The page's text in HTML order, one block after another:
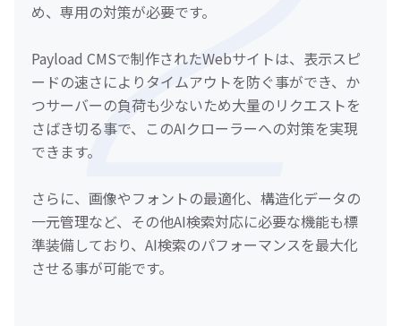
め、専用の対策が必要です。
Payload CMSで制作されたWebサイトは、表示スピ
ードの速さによりタイムアウトを防ぐ事ができ、か
つサーバーの負荷も少ないため大量のリクエストを
さばき切る事で、このAIクローラーへの対策を実現
できます。
さらに、画像やフォントの最適化、構造化データの
一元管理など、その他AI検索対応に必要な機能も標
準装備しており、AI検索のパフォーマンスを最大化
させる事が可能です。